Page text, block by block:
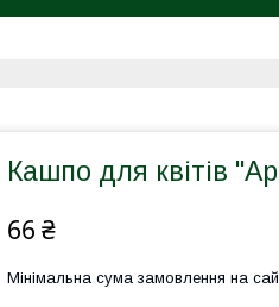
Кашпо для квітів
66 ₴
Мінімальна сума замовлення на